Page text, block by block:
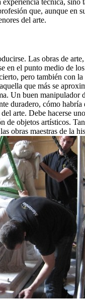
que, aunque en
del arte.
Las obras de
en el punto medio de
pero también con
que más se
Un buen manipulador
duradero, cómo
arte. Debe hacerse
de objetos artísticos.
obras maestras de la